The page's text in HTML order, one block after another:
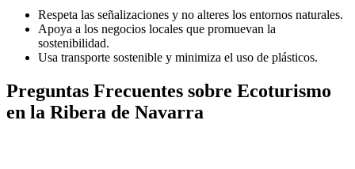
Respeta las señalizaciones y no alteres los entornos naturales.
Apoya a los negocios locales que promuevan la
sostenibilidad.
Usa transporte sostenible y minimiza el uso de plásticos.
Preguntas Frecuentes sobre Ecoturismo
en la Ribera de Navarra